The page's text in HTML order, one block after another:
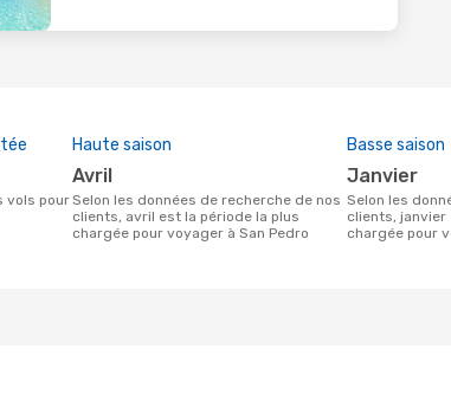
Haute saison
avril
Selon les données de recherche de nos
clients, avril est la période la plus
chargée pour voyager à San Pedro
Basse saison
janvier
Selon les données de recherche de nos
clients, janvier
chargée pour